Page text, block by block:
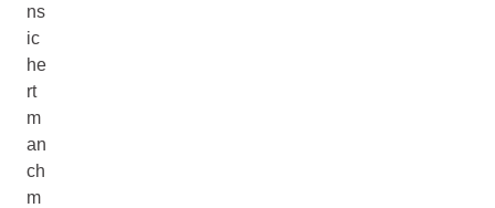
ns
ic
he
rt
m
an
ch
m